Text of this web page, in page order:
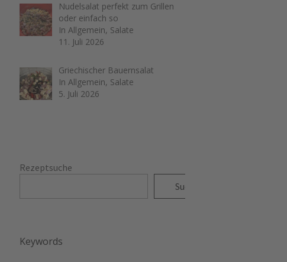
Nudelsalat perfekt zum Grillen
oder einfach so
In Allgemein, Salate
11. Juli 2026
Griechischer Bauernsalat
In Allgemein, Salate
5. Juli 2026
Rezeptsuche
Suchen
Keywords